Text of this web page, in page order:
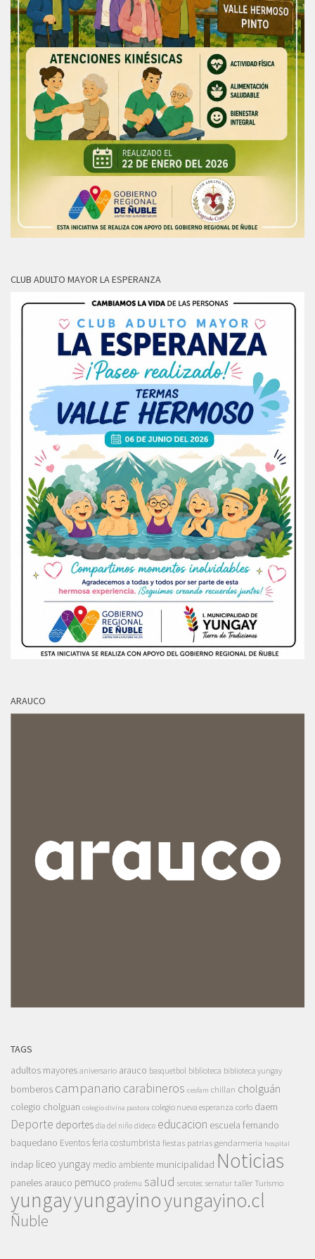
CLUB ADULTO MAYOR LA ESPERANZA
ARAUCO
TAGS
adultos mayores aniversario arauco basquetbol biblioteca biblioteca yungay
bomberos campanario carabineros cesfam chillan cholguán
colegio cholguan colegio divina pastora colegio nueva esperanza corfo daem
Deporte deportes dia del niño dideco educacion escuela fernando
baquedano Eventosferia costumbrista fiestas patrias gendarmeria hospital
indap liceo yungay medio ambiente municipalidad Noticias
paneles arauco pemuco prodemu salud sercotec sernatur taller Turismo
yungayyungayinoyungayino.cl
Ñuble